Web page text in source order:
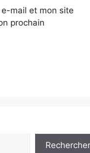
mail et mon site
prochain
Rechercher